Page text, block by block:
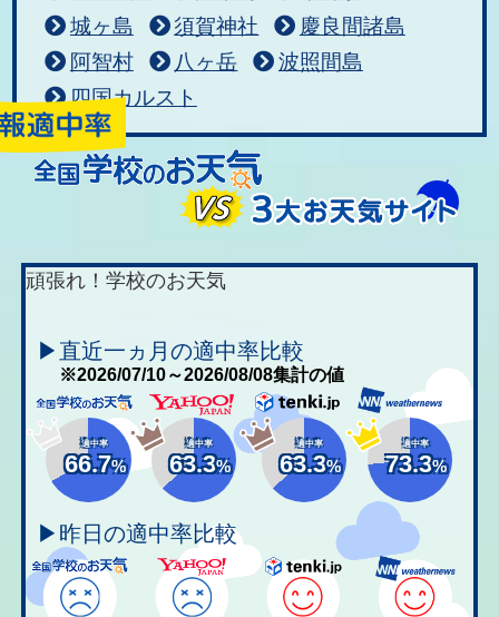
城ヶ島
須賀神社
慶良間諸島
阿智村
八ヶ岳
波照間島
四国カルスト
頑張れ！学校のお天気
▶直近一ヵ月の適中率比較
※2026/07/10～2026/08/08集計の値
適中率
66.7%
適中率
63.3%
適中率
63.3%
適中率
73.3%
▶昨日の適中率比較